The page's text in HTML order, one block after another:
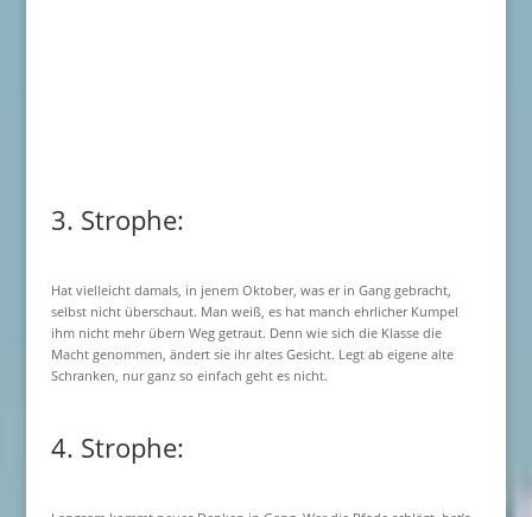
3. Strophe:
Hat vielleicht damals, in jenem Oktober, was er in Gang gebracht,
selbst nicht überschaut. Man weiß, es hat manch ehrlicher Kumpel
ihm nicht mehr übern Weg getraut. Denn wie sich die Klasse die
Macht genommen, ändert sie ihr altes Gesicht. Legt ab eigene alte
Schranken, nur ganz so einfach geht es nicht.
4. Strophe: